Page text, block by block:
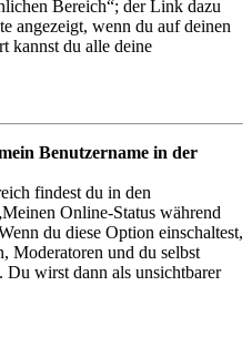
Bereich“; der Link dazu
angezeigt, wenn du auf deinen
kannst du alle deine
Benutzername in der
findest du in den
Online-Status während
du diese Option einschaltest,
Moderatoren und du selbst
Du wirst dann als unsichtbarer